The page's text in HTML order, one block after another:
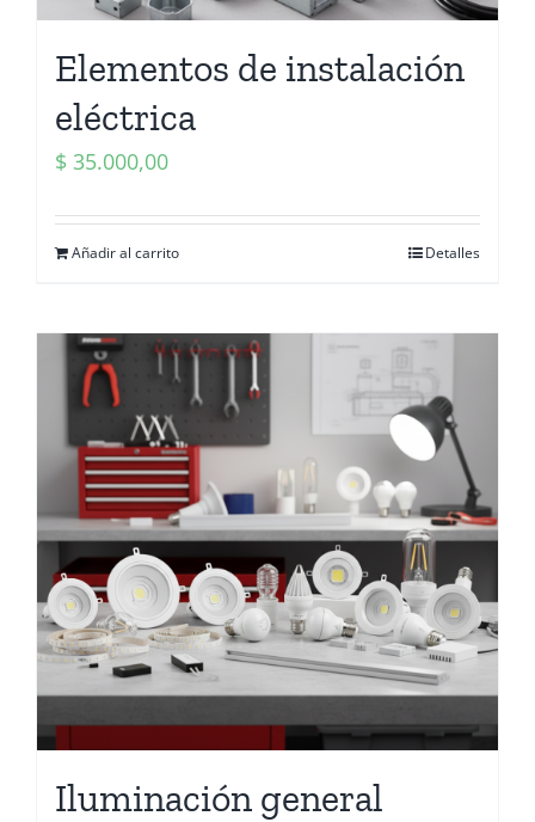
Elementos de instalación
eléctrica
$ 35.000,00
Añadir al carrito Detalles
Iluminación general